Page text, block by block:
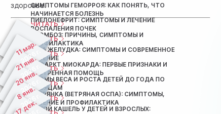
здоровье.
11 мар.
2026 г.
СИМПТОМЫ ГЕМОРРОЯ: КАК ПОНЯТЬ, ЧТО
НАЧИНАЕТСЯ БОЛЕЗНЬ
ЧИТАТЬ
21 янв.
2026 г.
ПИЕЛОНЕФРИТ: СИМПТОМЫ И ЛЕЧЕНИЕ
ВОСПАЛЕНИЯ ПОЧЕК
ЧИТАТЬ
20 янв.
2026 г.
ТРОМБОЗ: ПРИЧИНЫ, СИМПТОМЫ И
ПРОФИЛАКТИКА
ЧИТАТЬ
8 янв.
2026 г.
ЯЗВА ЖЕЛУДКА: СИМПТОМЫ И СОВРЕМЕННОЕ
ЛЕЧЕНИЕ
ЧИТАТЬ
17 дек.
ИНФАРКТ МИОКАРДА: ПЕРВЫЕ ПРИЗНАКИ И
ЭКСТРЕННАЯ ПОМОЩЬ
ЧИТАТЬ
НОРМЫ ВЕСА И РОСТА ДЕТЕЙ ДО ГОДА ПО
МЕСЯЦАМ
ЧИТАТЬ
ВЕТРЯНКА (ВЕТРЯНАЯ ОСПА): СИМПТОМЫ,
ЛЕЧЕНИЕ И ПРОФИЛАКТИКА
ЧИТАТЬ
СУХОЙ КАШЕЛЬ У ДЕТЕЙ И ВЗРОСЛЫХ: